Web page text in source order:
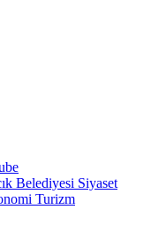
Belediyesi Siyaset
Turizm